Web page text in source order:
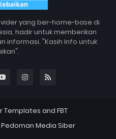
yang ber-home-base di
hadir untuk memberikan
informasi. "Kasih Info untuk
Templates and FBT
Pedoman Media Siber